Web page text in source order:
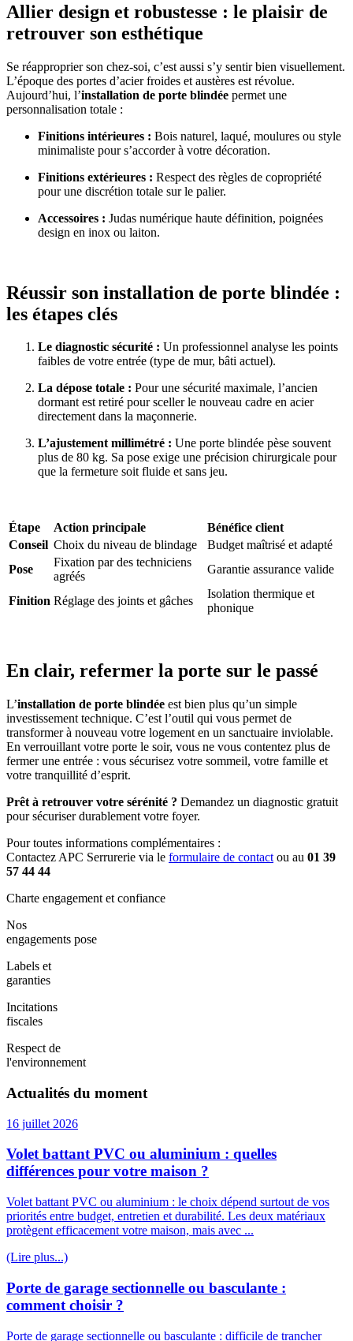
Allier design et robustesse : le plaisir de
retrouver son esthétique
Se réapproprier son chez-soi, c’est aussi s’y sentir bien visuellement.
L’époque des portes d’acier froides et austères est révolue.
Aujourd’hui, l’installation de porte blindée permet une
personnalisation totale :
Finitions intérieures : Bois naturel, laqué, moulures ou style
minimaliste pour s’accorder à votre décoration.
Finitions extérieures : Respect des règles de copropriété
pour une discrétion totale sur le palier.
Accessoires : Judas numérique haute définition, poignées
design en inox ou laiton.
Réussir son installation de porte blindée :
les étapes clés
Le diagnostic sécurité : Un professionnel analyse les points
faibles de votre entrée (type de mur, bâti actuel).
La dépose totale : Pour une sécurité maximale, l’ancien
dormant est retiré pour sceller le nouveau cadre en acier
directement dans la maçonnerie.
L’ajustement millimétré : Une porte blindée pèse souvent
plus de 80 kg. Sa pose exige une précision chirurgicale pour
que la fermeture soit fluide et sans jeu.
Étape Action principale
Bénéfice client
Conseil Choix du niveau de blindage
Budget maîtrisé et adapté
Pose
Fixation par des techniciens
agréés
Garantie assurance valide
Finition Réglage des joints et gâches
Isolation thermique et
phonique
En clair, refermer la porte sur le passé
L’installation de porte blindée est bien plus qu’un simple
investissement technique. C’est l’outil qui vous permet de
transformer à nouveau votre logement en un sanctuaire inviolable.
En verrouillant votre porte le soir, vous ne vous contentez plus de
fermer une entrée : vous sécurisez votre sommeil, votre famille et
votre tranquillité d’esprit.
Prêt à retrouver votre sérénité ? Demandez un diagnostic gratuit
pour sécuriser durablement votre foyer.
Pour toutes informations complémentaires :
Contactez APC Serrurerie via le formulaire de contact ou au 01 39
57 44 44
Charte engagement et confiance
Nos
engagements pose
Labels et
garanties
Incitations
fiscales
Respect de
l'environnement
Actualités du moment
16 juillet 2026
Volet battant PVC ou aluminium : quelles
différences pour votre maison ?
Volet battant PVC ou aluminium : le choix dépend surtout de vos
priorités entre budget, entretien et durabilité. Les deux matériaux
protègent efficacement votre maison, mais avec ...
(Lire plus...)
Porte de garage sectionnelle ou basculante :
comment choisir ?
Porte de garage sectionnelle ou basculante : difficile de trancher